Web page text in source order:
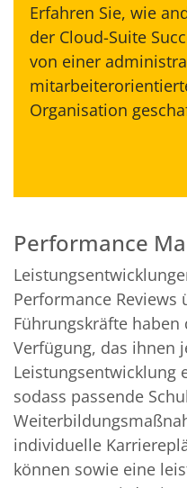
Erfahren Sie, wie
der Cloud-Suite
von einer
Organisation
Performance
Performance
Führungskräfte
Verfügung, das ihnen
Leistungsentwicklung
sodass passende
individuelle
können sowie eine